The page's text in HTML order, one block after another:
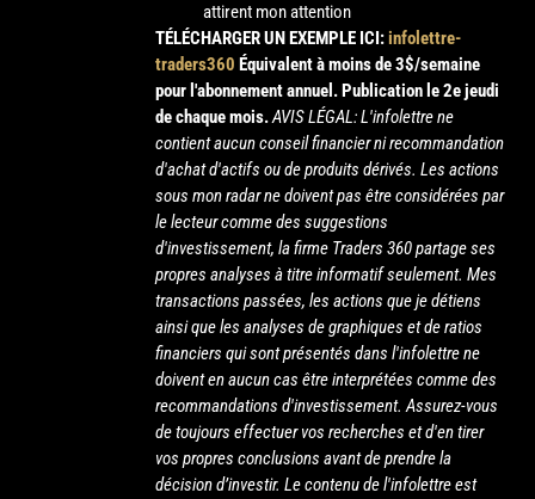
attirent mon attention
TÉLÉCHARGER UN EXEMPLE ICI:infolettre-
traders360 Équivalent à moins de 3$/semaine
pour l'abonnement annuel.Publication le 2e jeudi
de chaque mois.AVIS LÉGAL: L'infolettre ne
contient aucun conseil financier ni recommandation
d'achat d'actifs ou de produits dérivés. Les actions
sous mon radar ne doivent pas être considérées par
le lecteur comme des suggestions
d'investissement, la firme Traders 360 partage ses
propres analyses à titre informatif seulement. Mes
transactions passées, les actions que je détiens
ainsi que les analyses de graphiques et de ratios
financiers qui sont présentés dans l'infolettre ne
doivent en aucun cas être interprétées comme des
recommandations d'investissement. Assurez-vous
de toujours effectuer vos recherches et d'en tirer
vos propres conclusions avant de prendre la
décision d’investir. Le contenu de l'infolettre est